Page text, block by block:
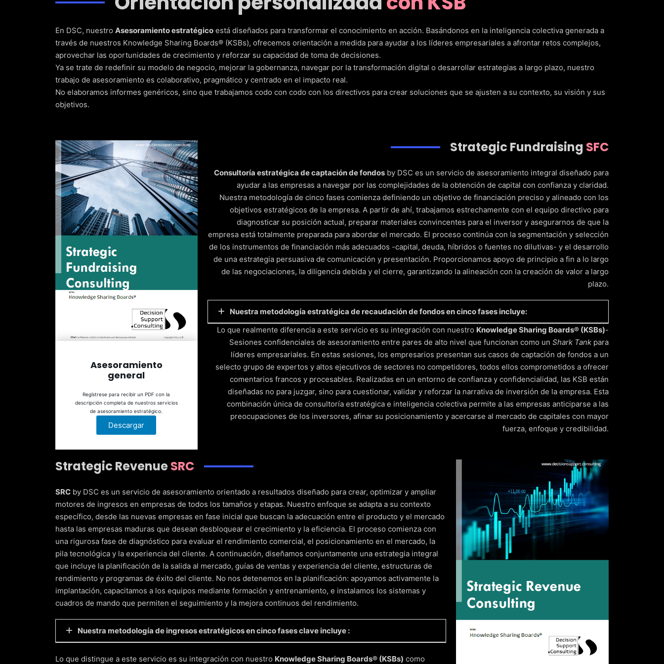
En DSC, nuestro Asesoramiento estratégico está diseñados para transformar el conocimiento en acción. Basándonos en la inteligencia colectiva generada a
través de nuestros Knowledge Sharing Boards® (KSBs), ofrecemos orientación a medida para ayudar a los líderes empresariales a afrontar retos complejos,
aprovechar las oportunidades de crecimiento y reforzar su capacidad de toma de decisiones.
Ya se trate de redefinir su modelo de negocio, mejorar la gobernanza, navegar por la transformación digital o desarrollar estrategias a largo plazo, nuestro
trabajo de asesoramiento es colaborativo, pragmático y centrado en el impacto real.
No elaboramos informes genéricos, sino que trabajamos codo con codo con los directivos para crear soluciones que se ajusten a su contexto, su visión y sus
objetivos.
Asesoramiento
general
Regístrese para recibir un PDF con la
descripción completa de nuestros servicios
de asesoramiento estratégico.
Descargar
Strategic Fundraising SFC
Consultoría estratégica de captación de fondosby DSC es un servicio de asesoramiento integral diseñado para
ayudar a las empresas a navegar por las complejidades de la obtención de capital con confianza y claridad.
Nuestra metodología de cinco fases comienza definiendo un objetivo de financiación preciso y alineado con los
objetivos estratégicos de la empresa. A partir de ahí, trabajamos estrechamente con el equipo directivo para
diagnosticar su posición actual, preparar materiales convincentes para el inversor y asegurarnos de que la
empresa está totalmente preparada para abordar el mercado. El proceso continúa con la segmentación y selección
de los instrumentos de financiación más adecuados -capital, deuda, híbridos o fuentes no dilutivas- y el desarrollo
de una estrategia persuasiva de comunicación y presentación. Proporcionamos apoyo de principio a fin a lo largo
de las negociaciones, la diligencia debida y el cierre, garantizando la alineación con la creación de valor a largo
plazo.
Nuestra metodología estratégica de recaudación de fondos en cinco fases incluye:
Apoyo al proceso y negociación
Guiar a la empresa durante las reuniones, la diligencia debida y el cierre de la operación.Perfeccionar sus
esfuerzos de captación de fondos con las opiniones directas de profesionales experimentados.
Definición del objetivo de financiación
Aclare la finalidad, el importe, el tipo y el calendario de la ronda de recaudación de fondos.
Perfil y preparación de la empresa
Realización de diagnósticos y elaboración de una narrativa y una documentación de inversión sólidas.
Segmentación y selección de los tipos de financiación
Desarrolle la historia, perfeccione el discurso y prepárese para las interacciones con los inversores.
Lo que realmente diferencia a este servicio es su integración con nuestro Knowledge Sharing Boards® (KSBs)-
Sesiones confidenciales de asesoramiento entre pares de alto nivel que funcionan como un Shark Tankpara
líderes empresariales. En estas sesiones, los empresarios presentan sus casos de captación de fondos a un
selecto grupo de expertos y altos ejecutivos de sectores no competidores, todos ellos comprometidos a ofrecer
comentarios francos y procesables. Realizadas en un entorno de confianza y confidencialidad, las KSB están
diseñadas no para juzgar, sino para cuestionar, validar y reforzar la narrativa de inversión de la empresa. Esta
combinación única de consultoría estratégica e inteligencia colectiva permite a las empresas anticiparse a las
preocupaciones de los inversores, afinar su posicionamiento y acercarse al mercado de capitales con mayor
fuerza, enfoque y credibilidad.
Strategic RevenueSRC
SRC by DSC es un servicio de asesoramiento orientado a resultados diseñado para crear, optimizar y ampliar
motores de ingresos en empresas de todos los tamaños y etapas. Nuestro enfoque se adapta a su contexto
específico, desde las nuevas empresas en fase inicial que buscan la adecuación entre el producto y el mercado
hasta las empresas maduras que desean desbloquear el crecimiento y la eficiencia. El proceso comienza con
una rigurosa fase de diagnóstico para evaluar el rendimiento comercial, el posicionamiento en el mercado, la
pila tecnológica y la experiencia del cliente. A continuación, diseñamos conjuntamente una estrategia integral
que incluye la planificación de la salida al mercado, guías de ventas y experiencia del cliente, estructuras de
rendimiento y programas de éxito del cliente. No nos detenemos en la planificación: apoyamos activamente la
implantación, capacitamos a los equipos mediante formación y entrenamiento, e instalamos los sistemas y
cuadros de mando que permiten el seguimiento y la mejora continuos del rendimiento.
Nuestra metodología de ingresos estratégicos en cinco fases clave incluye :
Diagnóstico y descubrimiento profundo
Lo que distingue a este servicio es su integración con nuestro Knowledge Sharing Boards® (KSBs) como